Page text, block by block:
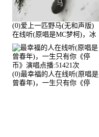
(0)爱上一匹野马(无和声版)
在线听(原唱是MC梦柯)，冰
鑫Asce演唱点播:178815次
(0)最幸福的人在线听(原唱是
曾春年)，一生只有你《停